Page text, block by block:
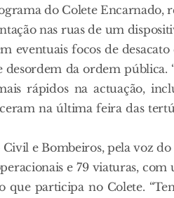
do Colete Encarnado,
nas ruas de um
eventuais focos de
da ordem pública.
rápidos na actuação,
na última feira das
e Bombeiros, pela voz
e 79 viaturas,
que participa no Colete.